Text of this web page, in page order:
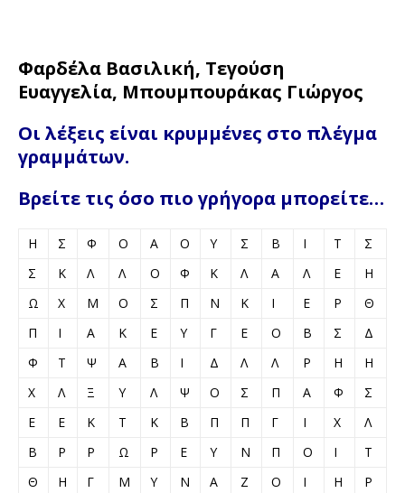
Φαρδέλα Βασιλική, Τεγούση
Ευαγγελία, Μπουμπουράκας Γιώργος
Οι λέξεις είναι κρυμμένες στο πλέγμα
γραμμάτων.
Βρείτε τις όσο πιο γρήγορα μπορείτε…
Η Σ Φ Ο Α Ο Υ Σ Β Ι Τ
Σ
Σ
Κ Λ Λ Ο Φ Κ Λ Α Λ Ε
Η
Ω
Χ Μ Ο Σ Π Ν Κ Ι Ε Ρ
Θ
Π
Ι Α Κ Ε Υ Γ Ε Ο Β Σ
Δ
Φ
Τ Ψ Α Β Ι Δ Λ Λ Ρ Η
Η
Χ
Λ Ξ Υ Λ Ψ Ο Σ Π Α Φ
Σ
Ε
Ε Κ Τ Κ Β Π Π Γ Ι Χ
Λ
Β
Ρ Ρ Ω Ρ Ε Υ Ν Π Ο Ι
Τ
Θ
Η Γ Μ Υ Ν Α Ζ Ο Ι Η
Ρ